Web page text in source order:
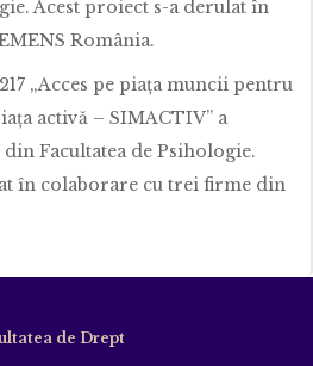
Acest proiect s-a derulat în
România.
„Acces pe piaţa muncii pentru
activă – SIMACTIV” a
Facultatea de Psihologie.
în colaborare cu trei firme din
de Drept